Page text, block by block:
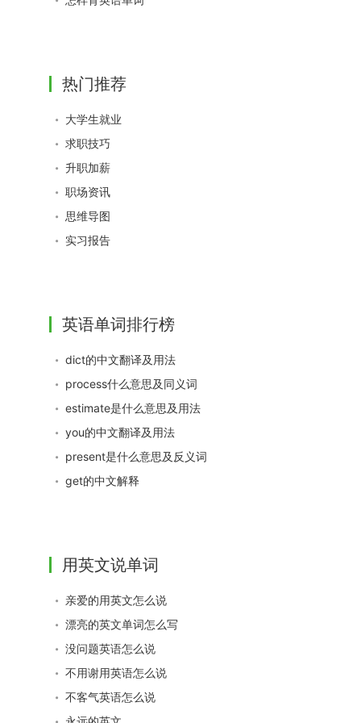
热门推荐
大学生就业
求职技巧
升职加薪
职场资讯
思维导图
实习报告
英语单词排行榜
dict的中文翻译及用法
process什么意思及同义词
estimate是什么意思及用法
you的中文翻译及用法
present是什么意思及反义词
get的中文解释
用英文说单词
亲爱的用英文怎么说
漂亮的英文单词怎么写
没问题英语怎么说
不用谢用英语怎么说
不客气英语怎么说